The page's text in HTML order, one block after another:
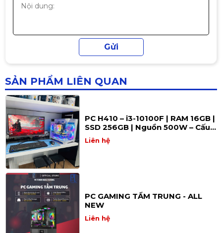
SẢN PHẨM LIÊN QUAN
PC H510 – i5-11400F | RAM 16GB |
SSD 256GB | Nguồn 500W – Sức
mạnh tối ưu cho làm việc &
gaming
Liên hệ
PC H410 – i3-10100F | RAM 16GB |
SSD 256GB | Nguồn 500W – Cấu
hình tối ưu cho làm việc & giải trí
Liên hệ
PC GAMING TẦM TRUNG - ALL
NEW
Liên hệ